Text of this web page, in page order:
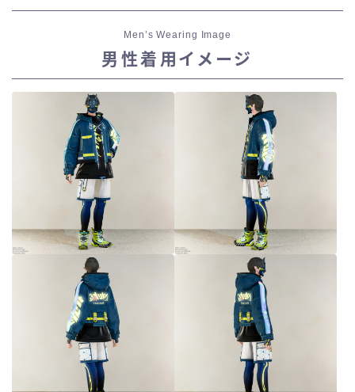
Men’s Wearing Image
男性着用イメージ